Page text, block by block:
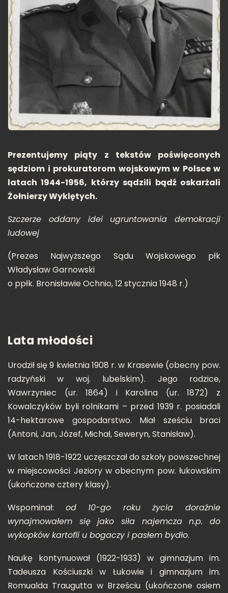
Prezentujemy piąty z tekstów poświęconych
sędziom i prokuratorom wojskowym w Polsce w
latach 1944-1956, którzy sądzili bądź oskarżali
Żołnierzy Wyklętych.
Szczerze oddany idei ugruntowania demokracji
ludowej
(Prezes Najwyższego Sądu Wojskowego płk
Władysław Garnowski
o ppłk. Bronisławie Ochnio, 12 stycznia 1948 r.)
Lata młodości
Urodził się 9 kwietnia 1908 r. w Krasewie (obecny pow.
radzyński w woj. lubelskim). Jego rodzice,
Wawrzyniec (ur. 1864) i Karolina (ur. 1872) z
Kowalczyków byli rolnikami – przed 1939 r. posiadali
14-hektarowe gospodarstwo. Miał sześciu braci
(Antoni, Jan, Józef, Michał, Seweryn, Stanisław).
W latach 1918-1922 uczęszczał do szkoły powszechnej
w miejscowości Jeziory w obecnym pow. łukowskim
(ukończone cztery klasy).
Wspominał: od 10-go roku życia doraźnie
wynajmowałem się jako siła najemcza n.p. do
wykopków kartofli u bogaczy i pasłem bydło.
Naukę kontynuował (1922-1933) w gimnazjum im.
Tadeusza Kościuszki w Łukowie i gimnazjum im.
Romualda Traugutta w Brześciu (ukończone osiem